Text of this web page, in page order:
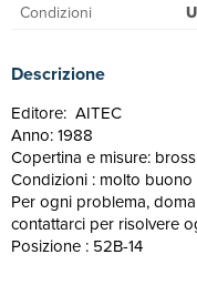
Condizioni
Descrizione
Editore: AITEC
Anno: 1988
Copertina e misure:
Condizioni : molto buono
Per ogni problema,
contattarci per risolvere
Posizione : 52B-14